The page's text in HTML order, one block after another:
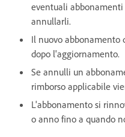
eventuali
annullarli.
Il nuovo
dopo l'aggiornamento.
Se annulli un
rimborso applicabile
L'abbonamento si
o anno fino a quando